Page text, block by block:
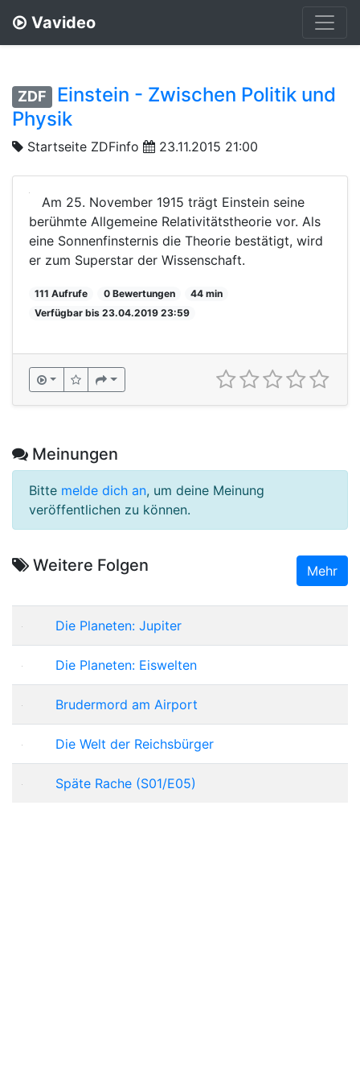
Vavideo
ZDF
Einstein - Zwischen Politik und
Physik
Startseite ZDFinfo 23.11.2015 21:00
Am 25. November 1915 trägt Einstein seine
berühmte Allgemeine Relativitätstheorie vor. Als
eine Sonnenfinsternis die Theorie bestätigt, wird
er zum Superstar der Wissenschaft.
111 Aufrufe 0 Bewertungen
44 min
Verfügbar bis 23.04.2019 23:59
Meinungen
Bitte melde dich an, um deine Meinung
veröffentlichen zu können.
Weitere Folgen Mehr
Die Planeten: Jupiter
Die Planeten: Eiswelten
Brudermord am Airport
Die Welt der Reichsbürger
Späte Rache (S01/E05)